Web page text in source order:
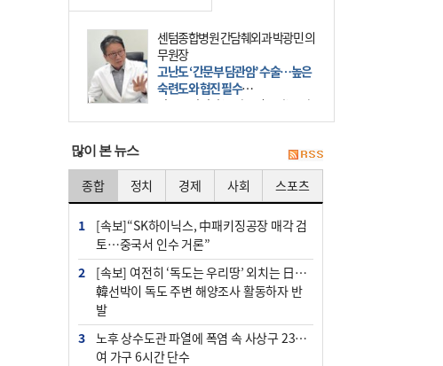
센텀종합병원 간담췌외과 박광민 의
무원장
고난도 ‘간문부 담관암’ 수술…높은
숙련도와 협진 필수
간문부 담관암(클라츠킨 종양)은 좌
우 간에서 나오는, 담관(담즙 배출 경
部)’에 생기는 악성 종양이다. 간동맥
문맥 림프절 담
많이 본 뉴스
종합 정치 경제 사회 스포츠
1
[속보]“SK하이닉스, 中패키징공장 매각 검
토…중국서 인수 거론”
2
[속보] 여전히 ‘독도는 우리땅’ 외치는 日…
韓선박이 독도 주변 해양조사 활동하자 반
발
3
노후 상수도관 파열에 폭염 속 사상구 2300
여 가구 6시간 단수